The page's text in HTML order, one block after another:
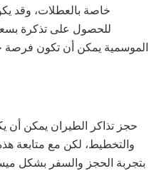
خاصة بالعطلات، وقد
للحصول على تذكرة
الموسمية يمكن أن تكون فرصة
حجز تذاكر الطيران يمكن أن
والتخطيط، لكن مع متابعة
بتجربة الحجز والسفر بشكل